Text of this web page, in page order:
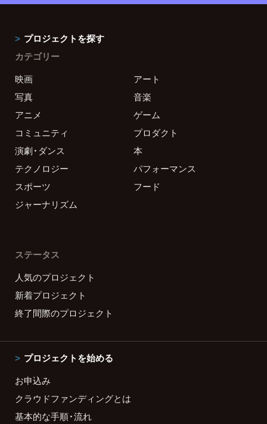
プロジェクトを探す
カテゴリー
映画
アート
写真
音楽
アニメ
ゲーム
コミュニティ
プロダクト
演劇・ダンス
本
テクノロジー
パフォーマンス
スポーツ
フード
ジャーナリズム
ステータス
人気のプロジェクト
新着プロジェクト
終了間際のプロジェクト
プロジェクトを始める
お申込み
クラウドファンディングとは
基本的な手順・流れ